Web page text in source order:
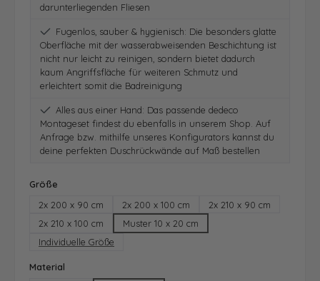
darunterliegenden Fliesen
Fugenlos, sauber & hygienisch: Die besonders glatte
Oberfläche mit der wasserabweisenden Beschichtung ist
nicht nur leicht zu reinigen, sondern bietet dadurch
kaum Angriffsfläche für weiteren Schmutz und
erleichtert somit die Badreinigung
Alles aus einer Hand: Das passende dedeco
Montageset findest du ebenfalls in unserem Shop. Auf
Anfrage bzw. mithilfe unseres Konfigurators kannst du
deine perfekten Duschrückwände auf Maß bestellen
Größe
2x 200 x 90 cm
2x 200 x 100 cm
2x 210 x 90 cm
2x 210 x 100 cm
Muster 10 x 20 cm
Individuelle Größe
Material